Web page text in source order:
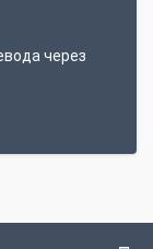
через